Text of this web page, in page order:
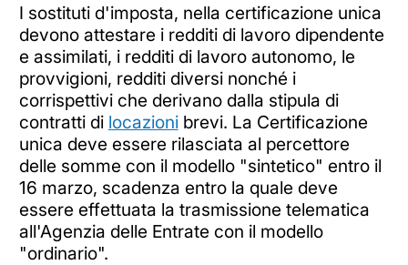
I sostituti d'imposta, nella certificazione unica
devono attestare i redditi di lavoro dipendente
e assimilati, i redditi di lavoro autonomo, le
provvigioni, redditi diversi nonché i
corrispettivi che derivano dalla stipula di
contratti di locazionibrevi. La Certificazione
unica deve essere rilasciata al percettore
delle somme con il modello "sintetico" entro il
16 marzo, scadenza entro la quale deve
essere effettuata la trasmissione telematica
all'Agenzia delle Entrate con il modello
"ordinario".